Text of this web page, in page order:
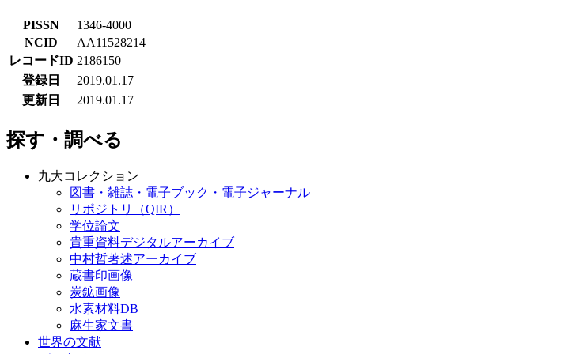
PISSN
1346-4000
NCID
AA11528214
レコードID 2186150
登録日
2019.01.17
更新日
2019.01.17
探す・調べる
九大コレクション
図書・雑誌・電子ブック・電子ジャーナル
リポジトリ（QIR）
学位論文
貴重資料デジタルアーカイブ
中村哲著述アーカイブ
蔵書印画像
炭鉱画像
水素材料DB
麻生家文書
世界の文献